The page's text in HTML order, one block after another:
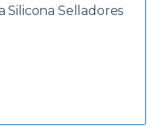
Silicona Selladores